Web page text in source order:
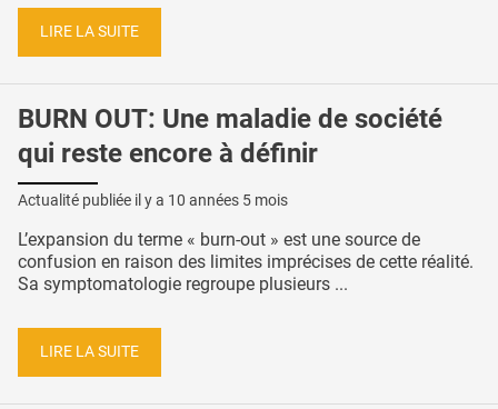
LIRE LA SUITE
BURN OUT: Une maladie de société
qui reste encore à définir
Actualité publiée il y a 10 années 5 mois
L’expansion du terme « burn-out » est une source de
confusion en raison des limites imprécises de cette réalité.
Sa symptomatologie regroupe plusieurs ...
LIRE LA SUITE